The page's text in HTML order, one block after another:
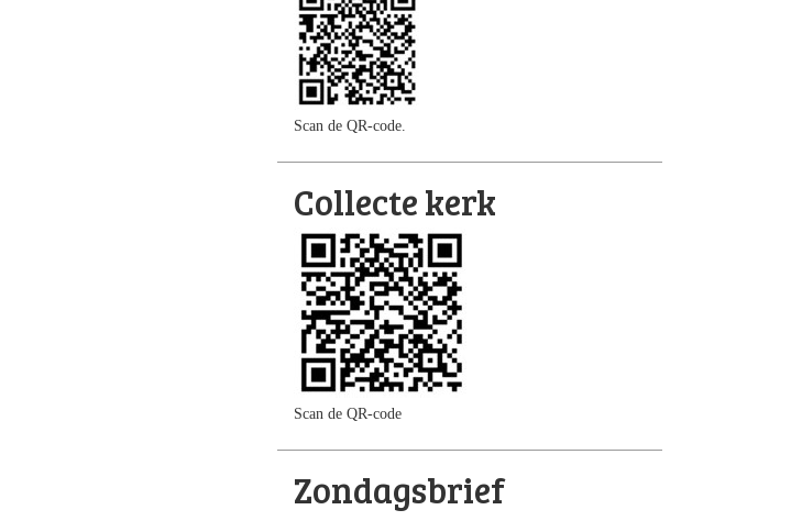
Scan de QR-code.
Collecte kerk
Scan de QR-code
Zondagsbrief